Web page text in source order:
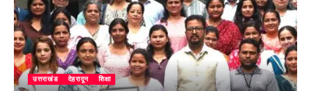
उत्तराखंड देहरादून शिक्षा